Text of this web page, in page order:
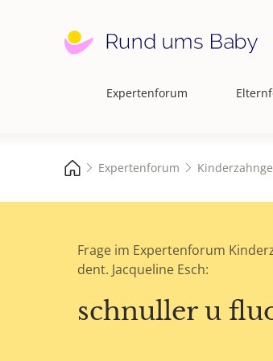
Hauptnavigation
Expertenforum
Expertenforum
Frage im Expertenforum
dent. Jacqueline Esch:
schnuller u